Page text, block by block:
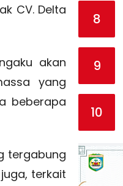
CV. Delta
akan
yang
beberapa
tergabung
terkait
8
9
10